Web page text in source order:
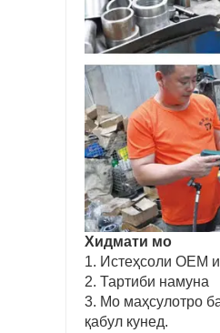
Хидмати мо
1. Истеҳсоли OEM
2. Тартиби намуна
3. Мо маҳсулотро
қабул кунед.